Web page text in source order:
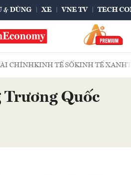
& DÙNG XE VNE TV TECH
CHÍNHKINH TẾ SỐKINH TẾ XANH
Quốc